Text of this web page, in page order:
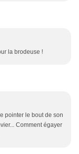
la brodeuse !
pointer le bout de son
Comment égayer